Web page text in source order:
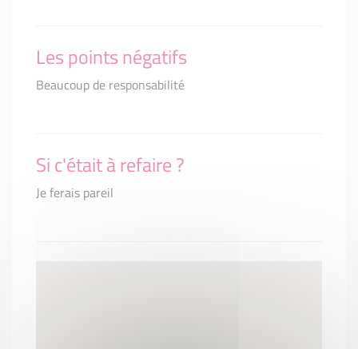
Les points négatifs
Beaucoup de responsabilité
Si c'était à refaire ?
Je ferais pareil